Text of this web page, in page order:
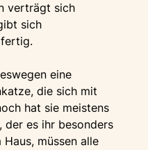
verträgt sich
sich
eine
die sich mit
hat sie meistens
der es ihr besonders
müssen alle